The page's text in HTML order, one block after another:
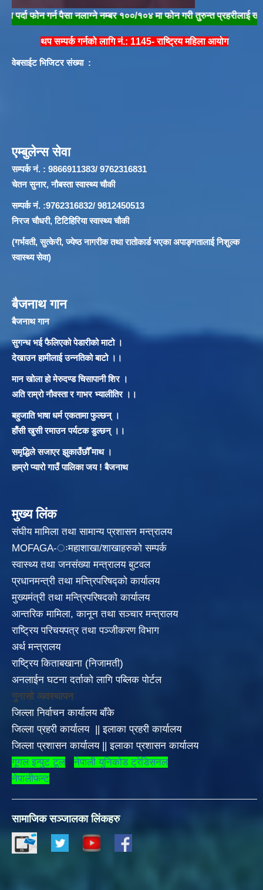
पैसा नलाग्ने नम्बर १००/१०४ मा फोन गरी तुरुन्त प्रहरीलाई खबर गरौँ |
थप सम्पर्क गर्नको लागि नं.: 1145- राष्ट्रिय महिला आयोग
वेबसाईट भिजिटर संख्या :
एम्बुलेन्स सेवा
सम्पर्क नं. : 9866911383/ 9762316831
चेतन सुनार, नौबस्ता स्वास्थ्य चौकी
सम्पर्क नं. :9762316832/ 9812450513
निरज चौधरी, टिटिहिरिया स्वास्थ्य चौकी
(गर्भवती, सुत्केरी, ज्येष्ठ नागरीक तथा रातोकार्ड भएका अपाङ्गतालाई निशुल्क
स्वास्थ्य सेवा)
बैजनाथ गान
बैजनाथ गान
सुगन्ध भई फैलिएको पेडारीको माटो ।
देखाउन हामीलाई उन्नतिको बाटो ।।
मान खोला हो मेरुदण्ड चिसापानी शिर ।
अति राम्रो नौवस्ता र गाभर भ्यालीतिर ।।
बहुजाति भाषा धर्म एकतामा फुल्छन् ।
हाँसी खुसी रमाउन पर्यटक डुल्छन् ।।
समृद्धिले सजाएर झुकाउँछौँ माथ ।
हाम्रो प्यारो गाउँ पालिका जय ! बैजनाथ
मुख्य लिंक
संघीय मामिला तथा सामान्य प्रशासन मन्त्रालय
MOFAGA-ःमहाशाखा/शाखाहरुको सम्पर्क
स्वास्थ्य तथा जनसंख्या मन्त्रालय बुटवल
प्रधानमन्त्री तथा मन्त्रिपरिषद्को कार्यालय
मुख्यमंत्री तथा मन्त्रिपरिषदको कार्यालय
आन्तरिक मामिला, कानून तथा सञ्चार मन्त्रालय
राष्ट्रिय परिचयपत्र तथा पञ्जीकरण विभाग
अर्थ मन्त्रालय
राष्ट्रिय किताबखाना (निजामती)
अनलाईन घटना दर्ताको लागि पब्लिक पोर्टल
गुनासो व्यवस्थापन
जिल्ला निर्वाचन कार्यालय बाँके
जिल्ला प्रहरी कार्यालय ||इलाका प्रहरी कार्यालय
जिल्ला प्रशासन कार्यालय||इलाका प्रशासन कार्यालय
गूगल इन्पुट टूल
नेपाली युनिकोड ट्रेडिसनल
नेपालीफन्ट
सामाजिक सञ्जालका लिंकहरु